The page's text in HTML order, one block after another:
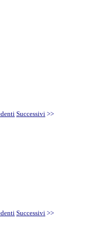
Successivi >>
Successivi >>